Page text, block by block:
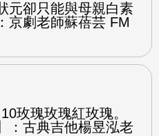
元卻只能與母親白素
京劇老師蘇蓓芸 FM
玫瑰玫瑰紅玫瑰。
：古典吉他楊昱泓老